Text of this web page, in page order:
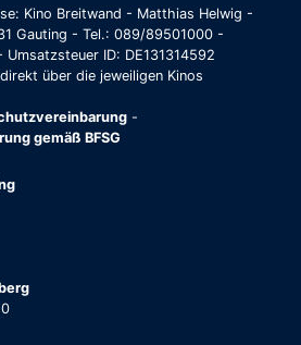
Kino Breitwand - Matthias Helwig -
Gauting - Tel.: 089/89501000 -
ID: DE131314592
über die jeweiligen Kinos
-
gemäß BFSG